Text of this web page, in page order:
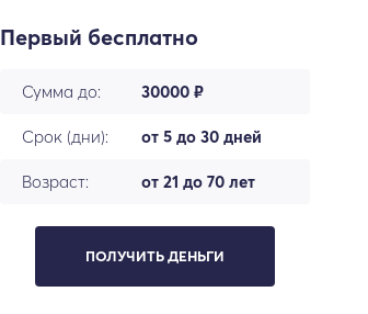
Первый бесплатно
Сумма до: 30000 ₽
Срок (дни): от 5 до 30 дней
Возраст: от 21 до 70 лет
ПОЛУЧИТЬ ДЕНЬГИ